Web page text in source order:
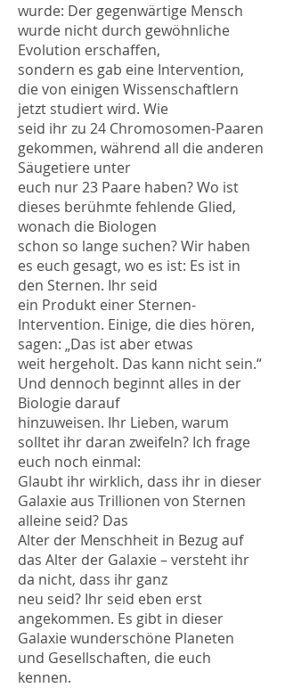
wurde: Der gegenwärtige Mensch
wurde nicht durch gewöhnliche
Evolution erschaffen,
sondern es gab eine Intervention,
die von einigen Wissenschaftlern
jetzt studiert wird. Wie
seid ihr zu 24 Chromosomen-Paaren
gekommen, während all die anderen
Säugetiere unter
euch nur 23 Paare haben? Wo ist
dieses berühmte fehlende Glied,
wonach die Biologen
schon so lange suchen? Wir haben
es euch gesagt, wo es ist: Es ist in
den Sternen. Ihr seid
ein Produkt einer Sternen-
Intervention. Einige, die dies hören,
sagen: „Das ist aber etwas
weit hergeholt. Das kann nicht sein.“
Und dennoch beginnt alles in der
Biologie darauf
hinzuweisen. Ihr Lieben, warum
solltet ihr daran zweifeln? Ich frage
euch noch einmal:
Glaubt ihr wirklich, dass ihr in dieser
Galaxie aus Trillionen von Sternen
alleine seid? Das
Alter der Menschheit in Bezug auf
das Alter der Galaxie – versteht ihr
da nicht, dass ihr ganz
neu seid? Ihr seid eben erst
angekommen. Es gibt in dieser
Galaxie wunderschöne Planeten
und Gesellschaften, die euch
kennen.